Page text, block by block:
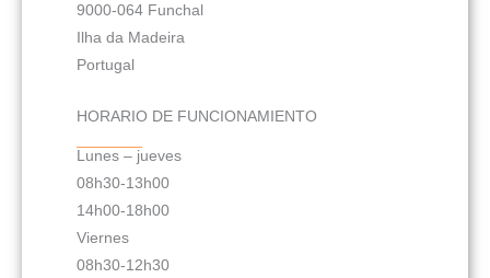
9000-064 Funchal
Ilha da Madeira
Portugal
HORARIO DE FUNCIONAMIENTO
Lunes – jueves
08h30-13h00
14h00-18h00
Viernes
08h30-12h30